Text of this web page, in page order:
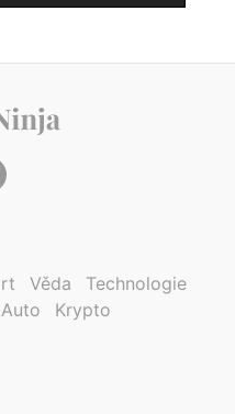
Věda
Technologie
Auto Krypto